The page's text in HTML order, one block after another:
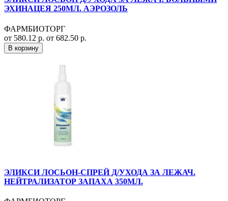
ЭХИНАЦЕЯ 250МЛ. АЭРОЗОЛЬ
ФАРМБИОТОРГ
от 580.12 р. от 682.50 р.
В корзину
ЭЛИКСИ ЛОСЬОН-СПРЕЙ Д/УХОДА ЗА ЛЕЖАЧ.
НЕЙТРАЛИЗАТОР ЗАПАХА 350МЛ.